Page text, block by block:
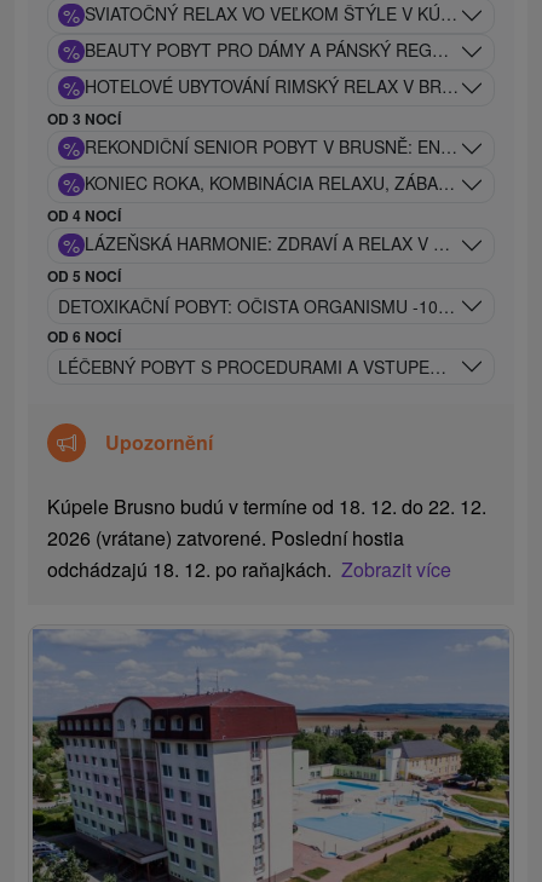
% SVIATOČNÝ RELAX VO VEĽKOM ŠTÝLE V KÚPEĽOCH
% BEAUTY POBYT PRO DÁMY A PÁNSKÝ REGENERAČNÍ
% HOTELOVÉ UBYTOVÁNÍ RIMSKÝ RELAX V BRUSNĚ:
OD 3 NOCÍ
% REKONDIČNÍ SENIOR POBYT V BRUSNĚ: ENERGIE A
% KONIEC ROKA, KOMBINÁCIA RELAXU, ZÁBAVY A
OD 4 NOCÍ
% LÁZEŇSKÁ HARMONIE: ZDRAVÍ A RELAX V SRDCI
OD 5 NOCÍ
DETOXIKAČNÍ POBYT: OČISTA ORGANISMU -10
OD 6 NOCÍ
LÉČEBNÝ POBYT S PROCEDURAMI A VSTUPEM DO
Upozornění
Kúpele Brusno budú v termíne od 18. 12. do 22. 12.
2026 (vrátane) zatvorené. Poslední hostia
odchádzajú 18. 12. po raňajkách.Zobrazit více